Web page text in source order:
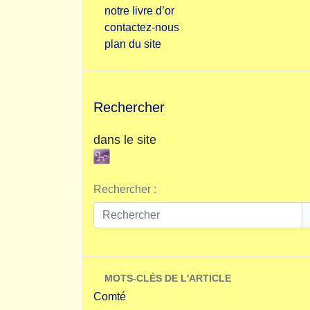
notre livre d’or
contactez-nous
plan du site
Rechercher
dans le site
Rechercher :
MOTS-CLÉS DE L'ARTICLE
Comté